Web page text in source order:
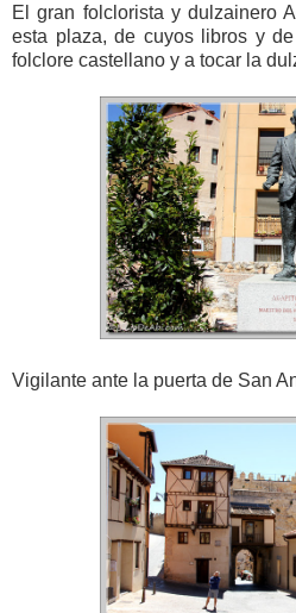
El gran folclorista y dulzainero
esta plaza, de cuyos libros y
folclore castellano y a tocar la
Vigilante ante la puerta de San